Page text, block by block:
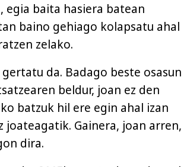
egia baita hasiera batean
baino gehiago kolapsatu ahal
zelako.
da. Badago beste osasun
beldur, joan ez den
batzuk hil ere egin ahal izan
joateagatik. Gainera, joan arren,
dira.